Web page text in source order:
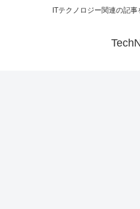
ITテクノロジー関連の記